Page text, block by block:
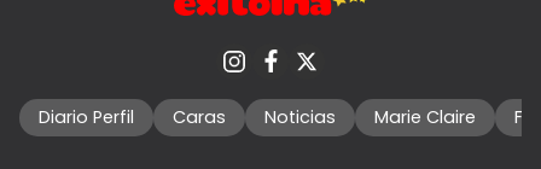
Diario Perfil Caras Noticias Marie Claire